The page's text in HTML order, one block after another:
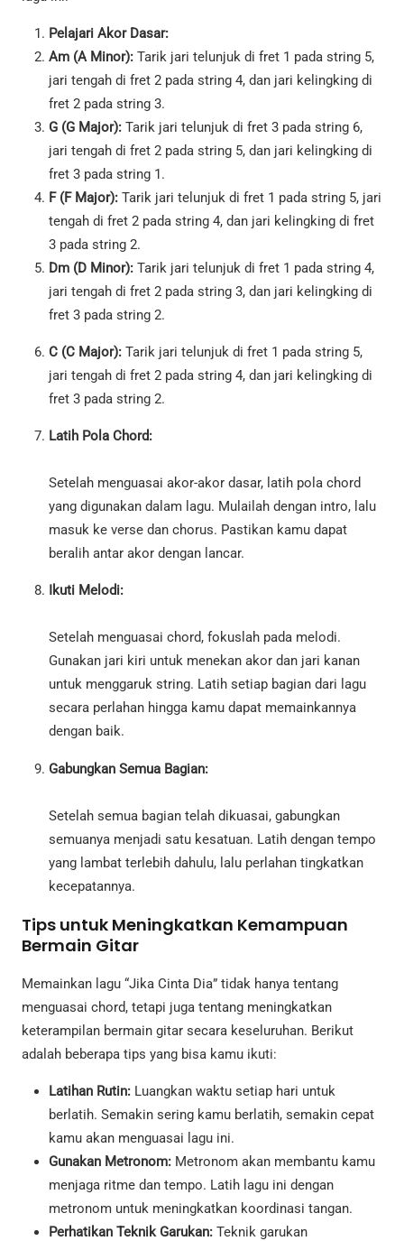
Pelajari Akor Dasar:
Am (A Minor): Tarik jari telunjuk di fret 1 pada string 5,
jari tengah di fret 2 pada string 4, dan jari kelingking di
fret 2 pada string 3.
G (G Major): Tarik jari telunjuk di fret 3 pada string 6,
jari tengah di fret 2 pada string 5, dan jari kelingking di
fret 3 pada string 1.
F (F Major): Tarik jari telunjuk di fret 1 pada string 5, jari
tengah di fret 2 pada string 4, dan jari kelingking di fret
3 pada string 2.
Dm (D Minor): Tarik jari telunjuk di fret 1 pada string 4,
jari tengah di fret 2 pada string 3, dan jari kelingking di
fret 3 pada string 2.
C (C Major): Tarik jari telunjuk di fret 1 pada string 5,
jari tengah di fret 2 pada string 4, dan jari kelingking di
fret 3 pada string 2.
Latih Pola Chord:
Setelah menguasai akor-akor dasar, latih pola chord
yang digunakan dalam lagu. Mulailah dengan intro, lalu
masuk ke verse dan chorus. Pastikan kamu dapat
beralih antar akor dengan lancar.
Ikuti Melodi:
Setelah menguasai chord, fokuslah pada melodi.
Gunakan jari kiri untuk menekan akor dan jari kanan
untuk menggaruk string. Latih setiap bagian dari lagu
secara perlahan hingga kamu dapat memainkannya
dengan baik.
Gabungkan Semua Bagian:
Setelah semua bagian telah dikuasai, gabungkan
semuanya menjadi satu kesatuan. Latih dengan tempo
yang lambat terlebih dahulu, lalu perlahan tingkatkan
kecepatannya.
Tips untuk Meningkatkan Kemampuan
Bermain Gitar
Memainkan lagu “Jika Cinta Dia” tidak hanya tentang
menguasai chord, tetapi juga tentang meningkatkan
keterampilan bermain gitar secara keseluruhan. Berikut
adalah beberapa tips yang bisa kamu ikuti:
Latihan Rutin: Luangkan waktu setiap hari untuk
berlatih. Semakin sering kamu berlatih, semakin cepat
kamu akan menguasai lagu ini.
Gunakan Metronom: Metronom akan membantu kamu
menjaga ritme dan tempo. Latih lagu ini dengan
metronom untuk meningkatkan koordinasi tangan.
Perhatikan Teknik Garukan: Teknik garukan